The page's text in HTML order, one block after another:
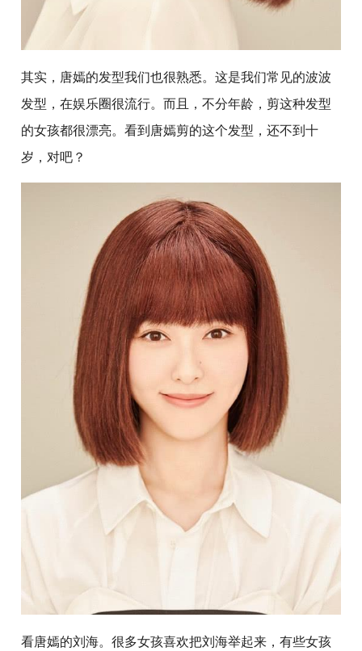
其实，唐嫣的发型我们也很熟悉。这是我们常见的波波
发型，在娱乐圈很流行。而且，不分年龄，剪这种发型
的女孩都很漂亮。看到唐嫣剪的这个发型，还不到十
岁，对吧？
看唐嫣的刘海。很多女孩喜欢把刘海举起来，有些女孩